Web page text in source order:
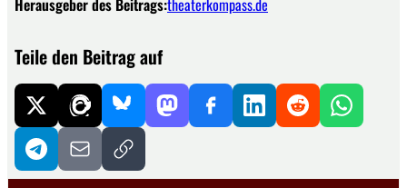
Herausgeber des Beitrags:theaterkompass.de
Teile den Beitrag auf